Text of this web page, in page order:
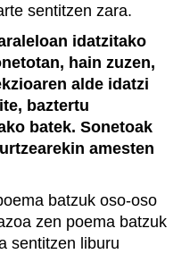
sentitzen zara.
idatzitako
hain zuzen,
alde idatzi
baztertu
batek. Sonetoak
amesten
batzuk oso-oso
zen poema batzuk
sentitzen liburu